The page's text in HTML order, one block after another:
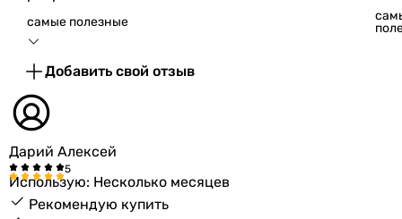
Anthracite Gold 370 (FK1235CABGDVMIXA) носят
ознакомительный характер и могут изменяться
производителем без уведомления. Магазин не несет
производителем.
самые полезные
Добавить свой отзыв
Дарий Алексей
Использую: Несколько месяцев
Рекомендую купить